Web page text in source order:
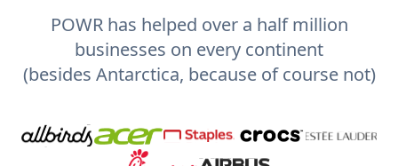
POWR has helped over a half million
businesses on every continent
(besides Antarctica, because of course not)